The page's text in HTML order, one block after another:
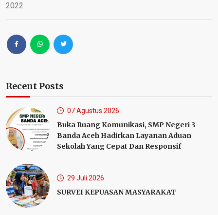
2022
Recent Posts
07 Agustus 2026
Buka Ruang Komunikasi, SMP Negeri 3
Banda Aceh Hadirkan Layanan Aduan
Sekolah Yang Cepat Dan Responsif
29 Juli 2026
SURVEI KEPUASAN MASYARAKAT